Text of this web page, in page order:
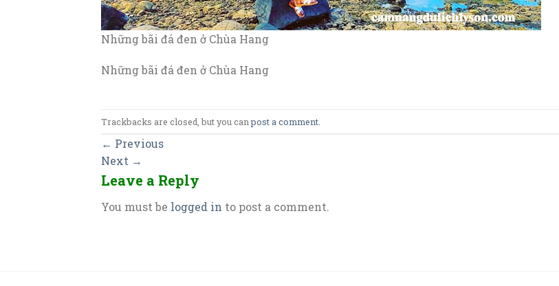
Những bãi đá đen ở Chùa Hang
Những bãi đá đen ở Chùa Hang
Trackbacks are closed, but you canpost a comment
← Previous
Next →
Leave a Reply
You must be logged in to post a comment.